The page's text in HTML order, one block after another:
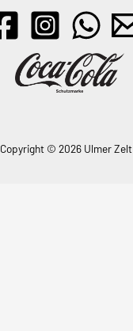
Copyright © 2026 Ulmer Zelt